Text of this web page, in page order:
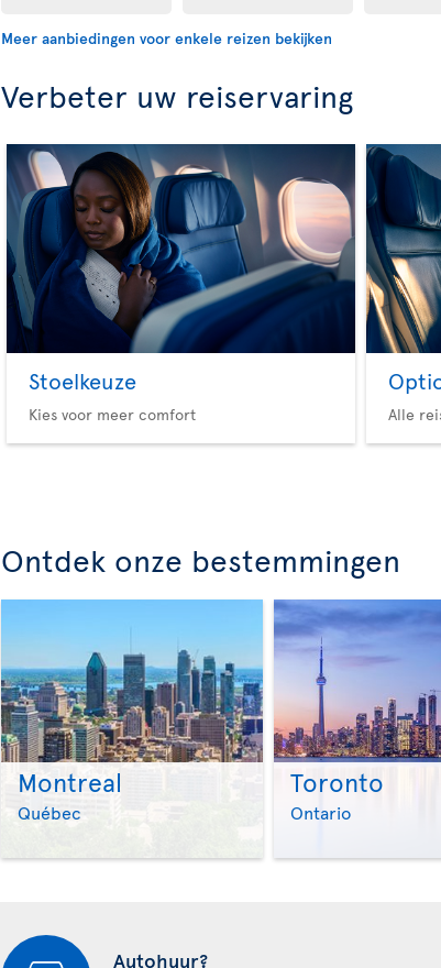
Meer aanbiedingen voor enkele reizen bekijken
Verbeter uw reiservaring
Stoelkeuze
Kies voor meer comfort Alle
Ontdek onze bestemmingen
Montreal
Québec >
Toronto
Ontario
Autohuur?